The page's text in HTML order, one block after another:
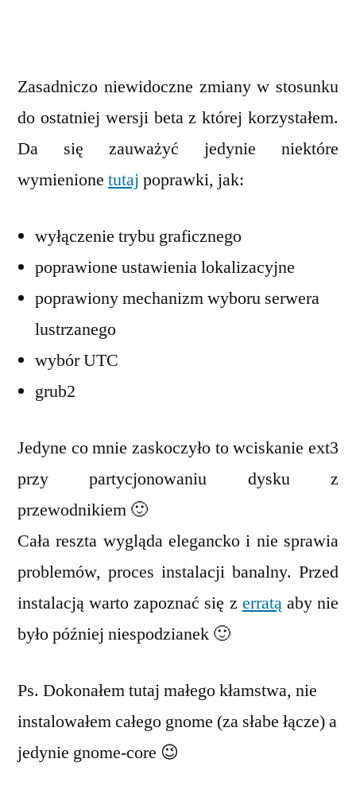
Zasadniczo niewidoczne zmiany w stosunku
do ostatniej wersji beta z której korzystałem.
Da się zauważyć jedynie niektóre
wymienione tutaj poprawki, jak:
wyłączenie trybu graficznego
poprawione ustawienia lokalizacyjne
poprawiony mechanizm wyboru serwera
lustrzanego
wybór UTC
grub2
Jedyne co mnie zaskoczyło to wciskanie ext3
przy partycjonowaniu dysku z
przewodnikiem 🙂
Cała reszta wygląda elegancko i nie sprawia
problemów, proces instalacji banalny. Przed
instalacją warto zapoznać się z erratąaby nie
było później niespodzianek 🙂
Ps. Dokonałem tutaj małego kłamstwa, nie
instalowałem całego gnome (za słabe łącze) a
jedynie gnome-core 😉